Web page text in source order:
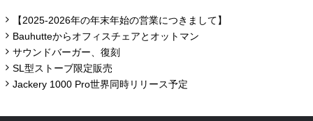
【2025-2026年の年末年始の営業につきまして】
Bauhutteからオフィスチェアとオットマン
サウンドバーガー、復刻
SL型ストーブ限定販売
Jackery 1000 Pro世界同時リリース予定